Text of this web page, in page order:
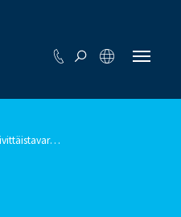
Hävikin hallinnan tehostaminen päivittäistavarakaupan myymälöissä (2017)